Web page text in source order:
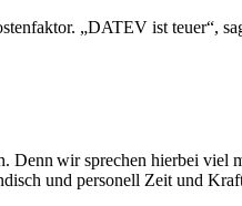
„DATEV ist teuer“,
Denn wir sprechen hierbei
und personell Zeit und